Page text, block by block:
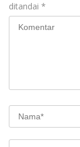
ditandai *